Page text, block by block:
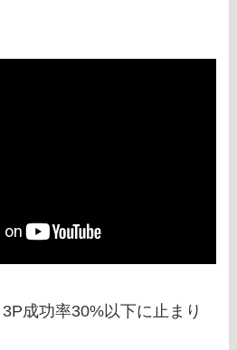
成功率30%以下に止まり